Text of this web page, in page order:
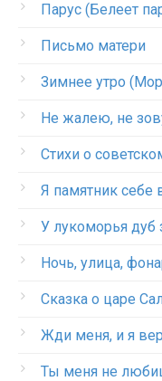
Парус (Белеет
Письмо матери
Зимнее утро
Не жалею, не
Стихи о
Я памятник себе
У лукоморья дуб
Ночь, улица,
Сказка о царе
Жди меня, и я
Ты меня не